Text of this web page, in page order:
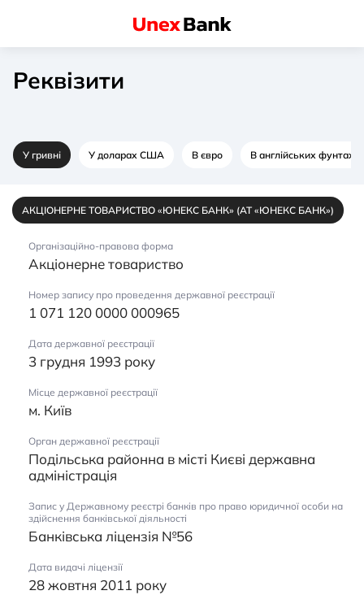
Реквізити
У гривні У доларах США В євро В англійських фунтах
АКЦІОНЕРНЕ ТОВАРИСТВО «ЮНЕКС БАНК» (АТ «ЮНЕКС БАНК»)
Організаційно-правова форма
Акціонерне товариство
Номер запису про проведення державної реєстрації
1 071 120 0000 000965
Дата державної реєстрації
3 грудня 1993 року
Місце державної реєстрації
м. Київ
Орган державної реєстрації
Подільська районна в місті Києві державна
адміністрація
Запис у Державному реєстрі банків про право юридичної особи на
здійснення банківської діяльності
Банківська ліцензія №56
Дата видачі ліцензії
28 жовтня 2011 року